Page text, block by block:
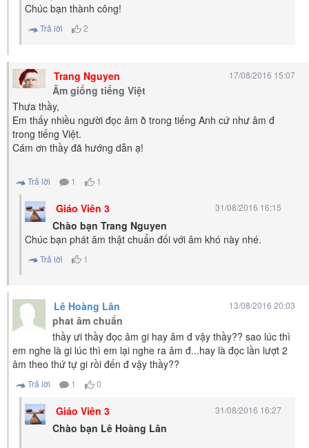
Chúc bạn thành công!
Trả lời 2
Trang Nguyen 17/08/2016 15:07
Âm giống tiếng Việt
Thưa thầy,
Em thấy nhiều người đọc âm ð trong tiếng Anh cứ như âm đ
trong tiếng Việt.
Cám ơn thầy đã hướng dẫn ạ!
Trả lời 1 1
Giáo Viên 3 31/08/2016 16:15
Chào bạn Trang Nguyen
Chúc bạn phát âm thật chuẩn đối với âm khó này nhé.
Trả lời 1
Lê Hoàng Lân 13/08/2016 20:03
phat âm chuẩn
thầy ưi thầy đọc âm gi hay âm đ vậy thầy?? sao lúc thì
em nghe là gi lúc thì em lại nghe ra âm đ...hay là đọc lần lượt 2
âm theo thứ tự gi rồi đến đ vậy thầy??
Trả lời 1 0
Giáo Viên 3 31/08/2016 16:27
Chào bạn Lê Hoàng Lân